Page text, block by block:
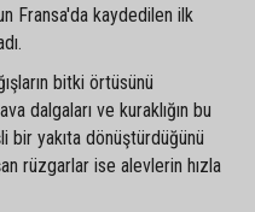
Fransa'da kaydedilen ilk
bitki örtüsünü
dalgaları ve kuraklığın bu
bir yakıta dönüştürdüğünü
rüzgarlar ise alevlerin hızla